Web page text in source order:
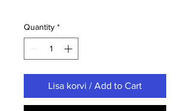
Quantity *
Lisa korvi / Add to Cart